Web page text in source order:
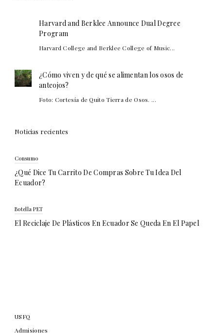
Harvard and Berklee Announce Dual Degree
Program
Harvard College and Berklee College of Music...
¿Cómo viven y de qué se alimentan los osos de
anteojos?
Foto: Cortesía de Quito Tierra de Osos. ...
Noticias recientes
Consumo
¿Qué Dice Tu Carrito De Compras Sobre Tu Idea Del
Ecuador?
Botella PET
El Reciclaje De Plásticos En Ecuador Se Queda En El Papel
USFQ
Admisiones